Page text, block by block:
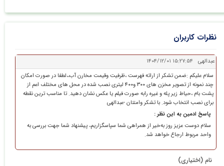
نظرات کاربران
عبدالهی
۱۴۰۴/۱۲/۰۱ ۱۵:۲۷:۵۴
سلام علیکم :ضمن تشکر از ارائه فهرست ،ظرفیت وقیمت مخارن آب،،لطفا در صورت امکان
چند نمونه از تصویر مخزن های ۳۰۰ و۴۰۰ لیتری نصب شده در محل های مختلف اعم از
پشت بام ،حیاط زیر پله و غیره رابه صورت فیلم یا عکس نشان دهید. تا مناسب ترین نقطه
برای نصب انتخاب شود. با تشکر وامتنان -عبدالهی
پاسخ ادمین به این نظر :
سلام دوست عزیز روز به‌خیر از همراهی شما سپاسگزاریم، پیشنهاد شما جهت بررسی به
واحد مربوط ارجاع خواهد شد.
نام (اختیاری)